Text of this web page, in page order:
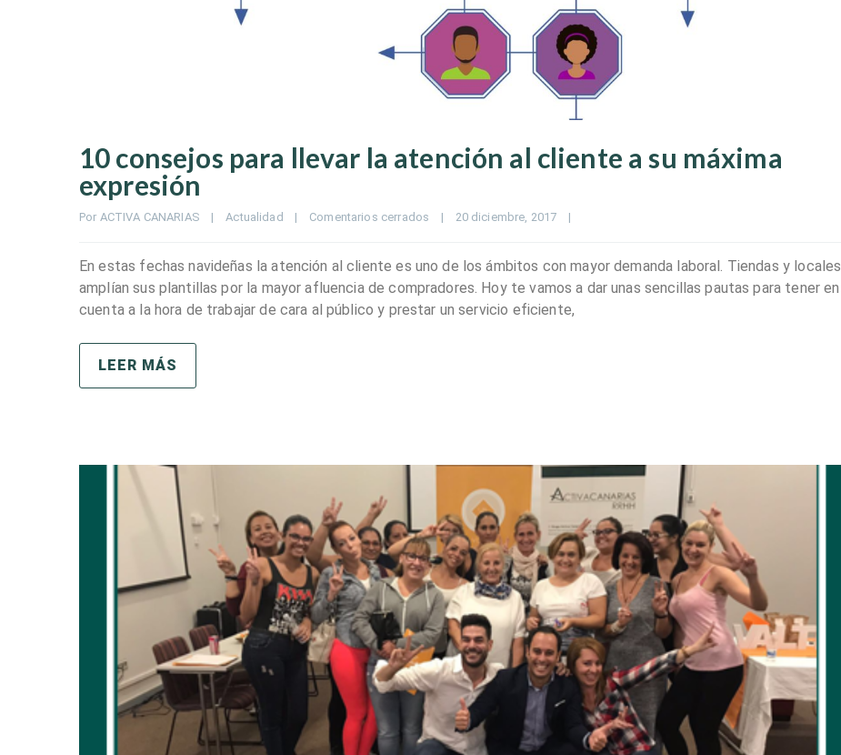
10 consejos para llevar la atención al cliente a su máxima
expresión
Por ACTIVA CANARIAS | Actualidad | Comentarios cerrados | 20 diciembre, 2017 |
En estas fechas navideñas la atención al cliente es uno de los ámbitos con mayor demanda laboral. Tiendas y locales
amplían sus plantillas por la mayor afluencia de compradores. Hoy te vamos a dar unas sencillas pautas para tener en
cuenta a la hora de trabajar de cara al público y prestar un servicio eficiente,
LEER MÁS